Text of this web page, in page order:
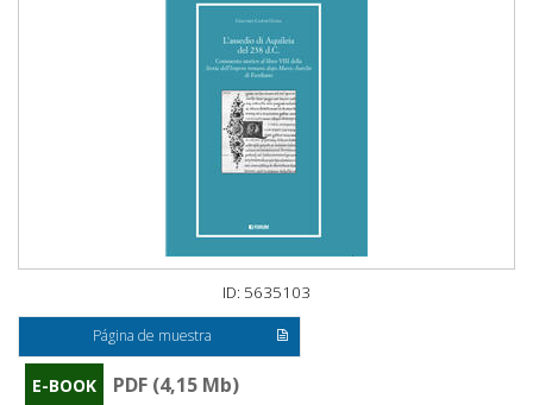
ID: 5635103
Página de muestra
E-BOOK
PDF (4,15 Mb)